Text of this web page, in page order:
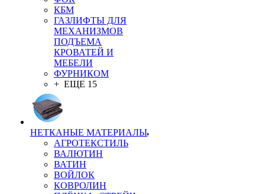
КБМ
ГАЗЛИФТЫ ДЛЯ
МЕХАНИЗМОВ
ПОДЪЕМА
КРОВАТЕЙ И
МЕБЕЛИ
ФУРНИКОМ
+ ЕЩЕ 15
НЕТКАНЫЕ МАТЕРИАЛЫ
АГРОТЕКСТИЛЬ
ВАЛЮТИН
ВАТИН
ВОЙЛОК
КОВРОЛИН